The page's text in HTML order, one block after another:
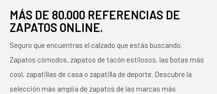
MÁS DE 80.000 REFERENCIAS DE
ZAPATOS ONLINE.
Seguro que encuentras el calzado que estás buscando.
Zapatos cómodos, zapatos de tacón estilosos, las botas más
cool, zapatillas de casa o zapatilla de deporte. Descubre la
selección más amplia de zapatos de las marcas más